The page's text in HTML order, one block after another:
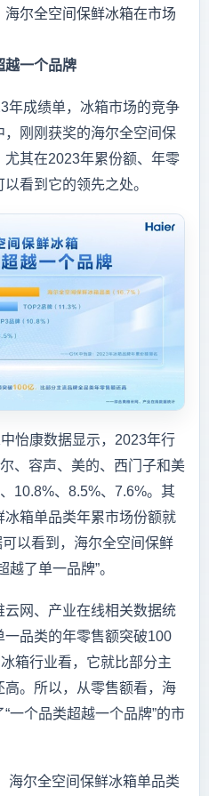
尔全空间保鲜冰箱在市场
一个品牌
成绩单，冰箱市场的竞争
刚刚获奖的海尔全空间保
其在2023年累份额、年零
看到它的领先之处。
康数据显示，2023年行
、容声、美的、西门子和美
10.8%、8.5%、7.6%。其
箱单品类年累市场份额就
以看到，海尔全空间保鲜
了单一品牌”。
网、产业在线相关数据统
品类的年零售额突破100
箱行业看，它就比部分主
。所以，从零售额看，海
一个品类超越一个品牌”的市
尔全空间保鲜冰箱单品类